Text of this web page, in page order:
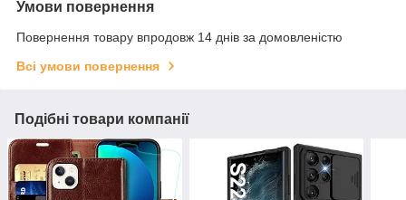
Умови повернення
Повернення товару впродовж 14 днів за домовленістю
Всі умови повернення
Подібні товари компанії